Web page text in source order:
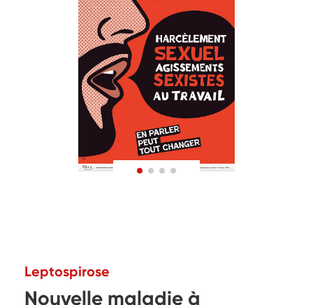
Leptospirose
Nouvelle maladie à